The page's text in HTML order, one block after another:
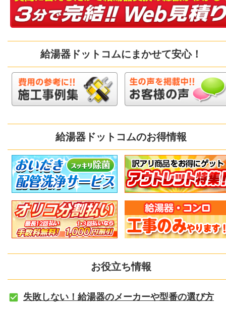
給湯器ドットコムにまかせて安心！
給湯器ドットコムのお得情報
お役立ち情報
失敗しない！給湯器のメーカーや型番の選び方